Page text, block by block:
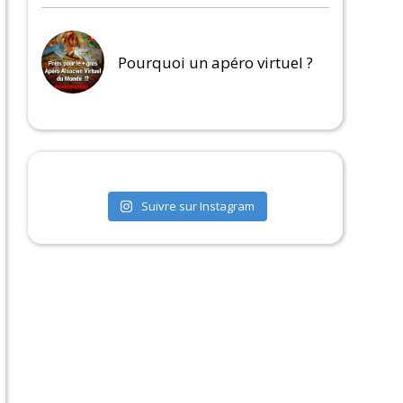
Pourquoi un apéro virtuel ?
Suivre sur Instagram